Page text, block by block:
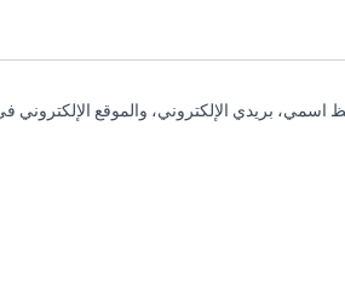
اسمي، بريدي الإلكتروني، والموقع الإلكتروني